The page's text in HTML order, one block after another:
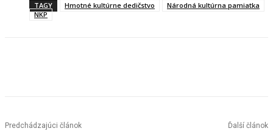
TAGY Hmotné kultúrne dedičstvo
Národná kultúrna pamiatka
NKP
Predchádzajúci článok Ďalší článok